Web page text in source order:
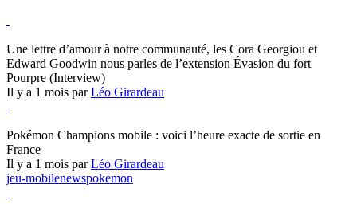
Une lettre d’amour à notre communauté, les Cora Georgiou et
Edward Goodwin nous parles de l’extension Évasion du fort
Pourpre (Interview)
Il y a 1 mois parLéo Girardeau
Pokémon Champions mobile : voici l’heure exacte de sortie en
France
Il y a 1 mois parLéo Girardeau
jeu-mobilenewspokemon